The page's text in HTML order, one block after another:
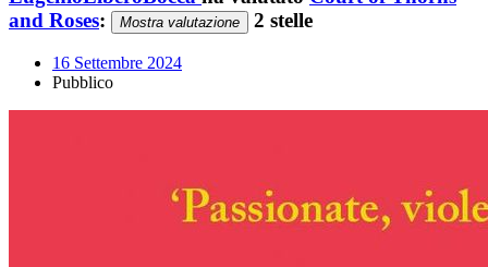
and Roses: Mostra valutazione 2 stelle
16 Settembre 2024
Pubblico